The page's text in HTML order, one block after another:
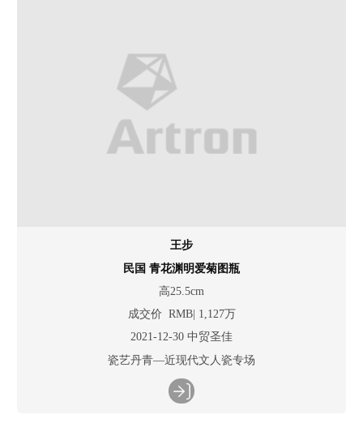
王步
民国 青花渊明爱菊图瓶
高25.5cm
成交价 RMB| 1,127万
2021-12-30 中贸圣佳
瓷艺丹青—近现代文人瓷专场